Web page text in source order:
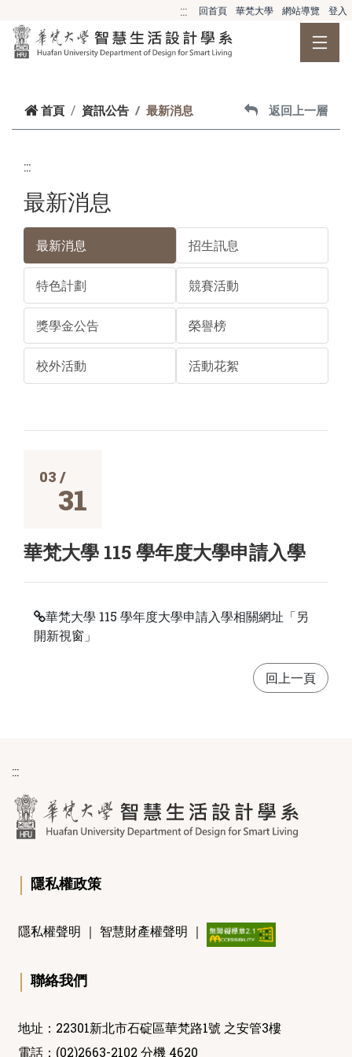
::: 回首頁 華梵大學 網站導覽 登入
首頁 資訊公告 最新消息 返回上一層
:::
最新消息
最新消息 招生訊息
特色計劃 競賽活動
獎學金公告 榮譽榜
校外活動 活動花絮
03 /
31
華梵大學 115 學年度大學申請入學
華梵大學 115 學年度大學申請入學相關網址「另
開新視窗」
:::
｜ 隱私權政策
隱私權聲明 ｜ 智慧財產權聲明 ｜
｜ 聯絡我們
地址：22301新北市石碇區華梵路1號 之安管3樓
電話：(02)2663-2102 分機 4620